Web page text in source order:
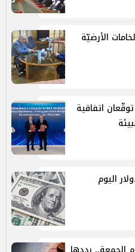
الأرضيّة
اتفاقية
اليوم